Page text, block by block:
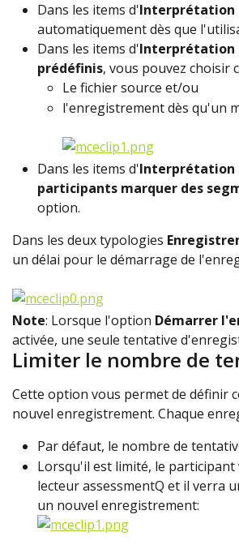
Dans les items d'Interprétation
automatiquement dès que
Dans les items d'Interprétation
prédéfinis, vous pouvez choisir
Le fichier source et/ou
l'enregistrement dès qu'un
Dans les items d'Interprétation
participants marquer des
option.
Dans les deux typologies
un délai pour le démarrage de
Note: Lorsque l'option Démarrer
activée, une seule tentative
Limiter le nombre de
Cette option vous permet de définir
nouvel enregistrement. Chaque
Par défaut, le nombre de
Lorsqu'il est limité, le
lecteur assessmentQ et il verra
un nouvel enregistrement: